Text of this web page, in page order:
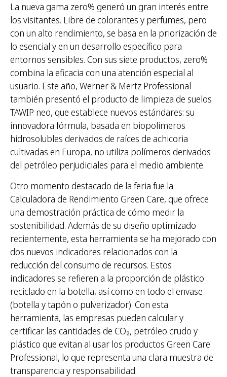
La nueva gama zero% generó un gran interés entre
los visitantes. Libre de colorantes y perfumes, pero
con un alto rendimiento, se basa en la priorización de
lo esencial y en un desarrollo específico para
entornos sensibles. Con sus siete productos, zero%
combina la eficacia con una atención especial al
usuario. Este año, Werner & Mertz Professional
también presentó el producto de limpieza de suelos
TAWIP neo, que establece nuevos estándares: su
innovadora fórmula, basada en biopolímeros
hidrosolubles derivados de raíces de achicoria
cultivadas en Europa, no utiliza polímeros derivados
del petróleo perjudiciales para el medio ambiente.
Otro momento destacado de la feria fue la
Calculadora de Rendimiento Green Care, que ofrece
una demostración práctica de cómo medir la
sostenibilidad. Además de su diseño optimizado
recientemente, esta herramienta se ha mejorado con
dos nuevos indicadores relacionados con la
reducción del consumo de recursos. Estos
indicadores se refieren a la proporción de plástico
reciclado en la botella, así como en todo el envase
(botella y tapón o pulverizador). Con esta
herramienta, las empresas pueden calcular y
certificar las cantidades de CO₂, petróleo crudo y
plástico que evitan al usar los productos Green Care
Professional, lo que representa una clara muestra de
transparencia y responsabilidad.